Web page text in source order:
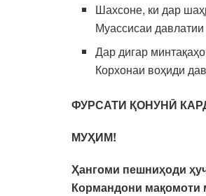
Шахсоне, ки дар
Муассисаи
Дар дигар
Корхонаи воҳиди
ФУРСАТИ ҚОНУНӢ
МУҲИМ!
Ҳангоми пешниҳоди
Кормандони мақомоти